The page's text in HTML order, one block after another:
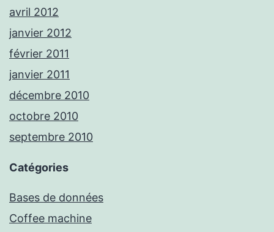
avril 2012
janvier 2012
février 2011
janvier 2011
décembre 2010
octobre 2010
septembre 2010
Catégories
Bases de données
Coffee machine